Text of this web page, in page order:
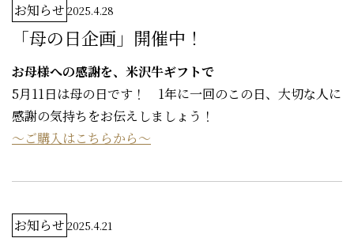
お知らせ 2025.4.28
「母の日企画」開催中！
お母様への感謝を、米沢牛ギフトで
5月11日は母の日です！ 1年に一回のこの日、大切な人に
感謝の気持ちをお伝えしましょう！
～ご購入はこちらから～
お知らせ 2025.4.21